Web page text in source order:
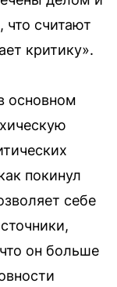
что считают
критику».
основном
покинул
себе
он больше